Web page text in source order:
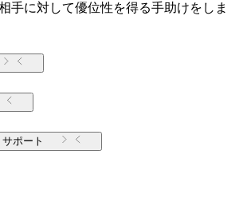
手に対して優位性を得る手助けをしま
ソフトウェア および サポート